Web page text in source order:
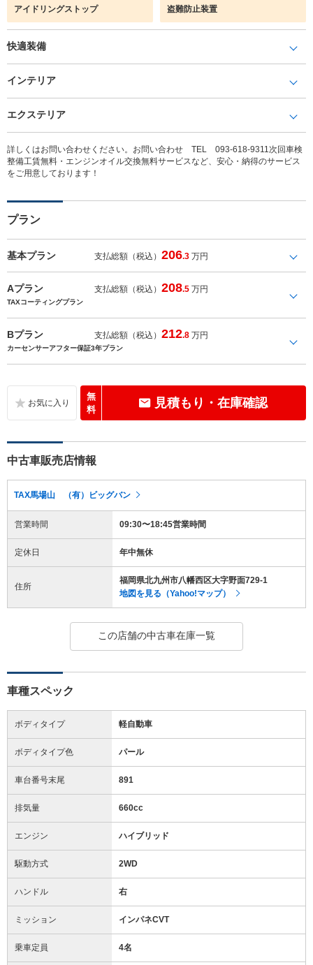
アイドリングストップ 盗難防止装置
快適装備
インテリア
エクステリア
詳しくはお問い合わせください。お問い合わせ TEL 093-618-9311次回車検
整備工賃無料・エンジンオイル交換無料サービスなど、安心・納得のサービス
をご用意しております！
プラン
基本プラン 支払総額（税込）206.3 万円
Aプラン 支払総額（税込）208.5 万円
TAXコーティングプラン
Bプラン 支払総額（税込）212.8 万円
カーセンサーアフター保証3年プラン
無
料
見積もり・在庫確認
中古車販売店情報
TAX馬場山 （有）ビッグバン
営業時間 09:30〜18:45営業時間
定休日 年中無休
住所
福岡県北九州市八幡西区大字野面729-1
地図を見る（Yahoo!マップ）
この店舗の中古車在庫一覧
車種スペック
ボディタイプ 軽自動車
ボディタイプ色 パール
車台番号末尾 891
排気量 660cc
エンジン ハイブリッド
駆動方式 2WD
ハンドル 右
ミッション インパネCVT
乗車定員 4名